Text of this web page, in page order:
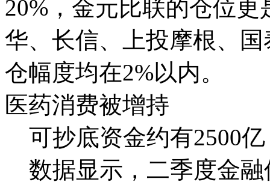
20%，金元比联的仓位更
华、长信、上投摩根、
仓幅度均在2%以内。
医药消费被增持
可抄底资金约有2500亿
数据显示，二季度金融